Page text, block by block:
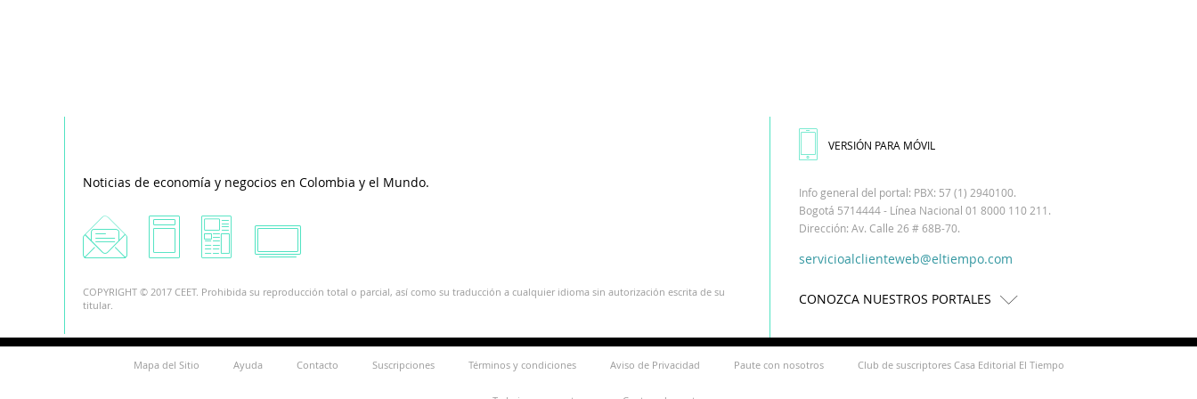
Noticias de economía y negocios en Colombia y el Mundo.
COPYRIGHT © 2017 CEET. Prohibida su reproducción total o parcial, así como su traducción a cualquier idioma sin autorización escrita de su
titular.
VERSIÓN PARA MÓVIL
Info general del portal: PBX: 57 (1) 2940100.
Bogotá 5714444 - Línea Nacional 01 8000 110 211.
Dirección: Av. Calle 26 # 68B-70.
servicioalclienteweb@eltiempo.com
CONOZCA NUESTROS PORTALES
Mapa del Sitio Ayuda Contacto Suscripciones Términos y condiciones Aviso de Privacidad Paute con nosotros Club de suscriptores Casa Editorial El Tiempo